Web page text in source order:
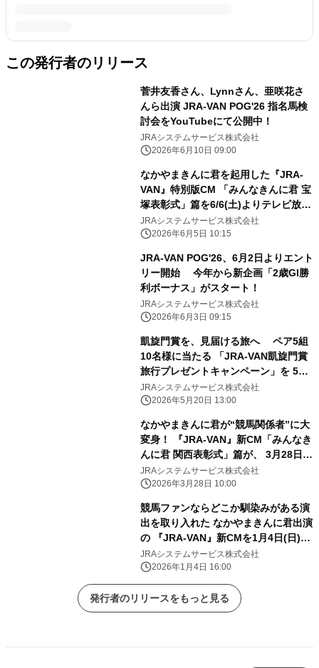
この発行者のリリース
菅井友香さん、Lynnさん、亜咲花さ
んら出演 JRA-VAN POG'26 指名馬検
討会をYouTubeにて公開中！
JRAシステムサービス株式会社
2026年6月10日 09:00
なかやまきんに君を起用した『JRA-
VAN』特別版CM 「みんなきんに君 宝
塚表彰式」篇を6/6(土)よりテレビ放映
開始！
JRAシステムサービス株式会社
2026年6月5日 10:15
JRA-VAN POG'26、6月2日よりエント
リー開始 今年から新企画「2歳GI勝
利ボーナス」がスタート！
JRAシステムサービス株式会社
2026年6月3日 09:15
凱旋門賞を、見届ける旅へ ペア5組
10名様に当たる 「JRA-VAN凱旋門賞
旅行プレゼントキャンペーン」を 5月
20日(水)より実施
JRAシステムサービス株式会社
2026年5月20日 13:00
なかやまきんに君が“競馬関係者”に大
変身！ 『JRA-VAN』新CM「みんなき
んに君 関西表彰式」篇が、 3月28日
(土)より公開！
JRAシステムサービス株式会社
2026年3月28日 10:00
競馬ファンならどこか馴染みがある演
出を取り入れた なかやまきんに君出演
の 『JRA-VAN』新CMを1月4日(日)よ
り公開！
JRAシステムサービス株式会社
2026年1月4日 16:00
発行者のリリースをもっと見る